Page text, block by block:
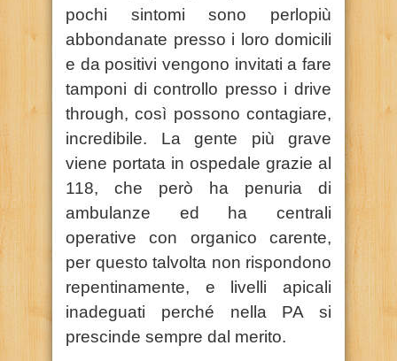
pochi sintomi sono perlopiù
abbondanate presso i loro domicili
e da positivi vengono invitati a fare
tamponi di controllo presso i drive
through, così possono contagiare,
incredibile. La gente più grave
viene portata in ospedale grazie al
118, che però ha penuria di
ambulanze ed ha centrali
operative con organico carente,
per questo talvolta non rispondono
repentinamente, e livelli apicali
inadeguati perché nella PA si
prescinde sempre dal merito.